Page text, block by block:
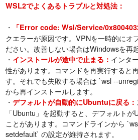
WSL2でよくあるトラブルと対処法：
・ 「Error code: Wsl/Service/
クエラーが原因です。VPNを一時的にオ
ださい。改善しない場合はWindowsを再
・ インストールが途中で止まる： インタ
性があります。コマンドを再実行すると
す。それでも失敗する場合は `wsl --
から再インストールします。
・デフォルトが自動的にUbuntuに戻る：
「Ubuntu」を起動すると、デフォルト
ことがあります。コマンドラインから
setdefault` の設定が維持されます。